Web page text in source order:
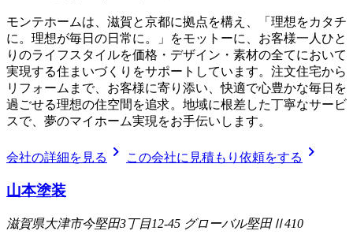
モンテホームは、滋賀と京都に拠点を構え、「理想をカタチ
に。理想が毎日の日常に。」をモットーに、お客様一人ひと
りのライフスタイルを価格・デザイン・素材の全てにおいて
実現する住まいづくりをサポートしています。注文住宅から
リフォームまで、お客様に寄り添い、快適で心豊かな毎日を
過ごせる理想の住空間を追求。地域に根差した丁寧なサービ
スで、夢のマイホーム実現をお手伝いします。
会社の詳細を見る chevron_right この会社に見積もり依頼をする chevron_right
山本塗装
滋賀県大津市今堅田3丁目12-45 グローバル堅田Ⅱ410